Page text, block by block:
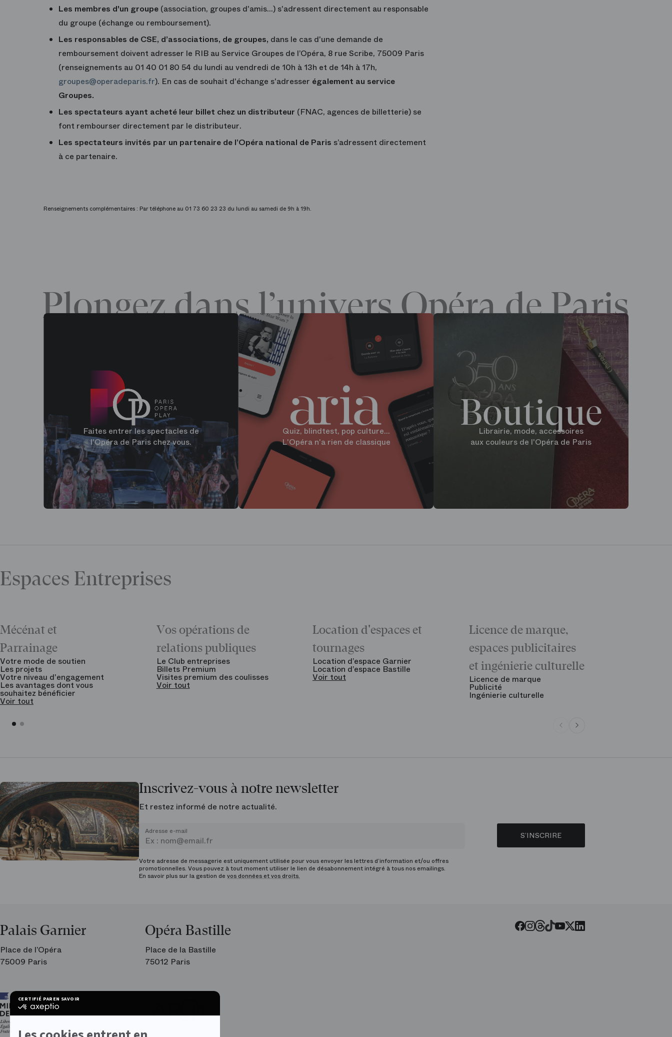
CERTIFIÉ PAR EN SAVOIR PLUS SUR
certifié
Les membres d'un groupe (association, groupes d'amis...) s'adressent directement au responsable
du groupe (échange ou remboursement).
Les responsables de CSE, d’associations, de groupes, dans le cas d'une demande de
remboursement doivent adresser le RIB au Service Groupes de l’Opéra, 8 rue Scribe, 75009 Paris
(renseignements au 01 40 01 80 54 du lundi au vendredi de 10h à 13h et de 14h à 17h,
groupes@operadeparis.fr). En cas de souhait d'échange s'adresser également au service
Groupes.
Les spectateurs ayant acheté leur billet chez un distributeur (FNAC, agences de billetterie) se
font rembourser directement par le distributeur.
Les spectateurs invités par un partenaire de l’Opéra national de Paris s’adressent directement
à ce partenaire.
Renseignements complémentaires : Par téléphone au 01 73 60 23 23 du lundi au samedi de 9h à 19h.
Plongez dans l’univers Opéra de Paris
Faites entrer les spectacles de
l'Opéra de Paris chez vous.
Quiz, blindtest, pop culture...
L'Opéra n'a rien de classique
Boutique
Librairie, mode, accessoires
aux couleurs de l'Opéra de Paris
Espaces Entreprises
Mécénat et
Parrainage
Votre mode de soutien
Les projets
Votre niveau d'engagement
Les avantages dont vous
souhaitez bénéficier
Voir tout
Vos opérations de
relations publiques
Le Club entreprises
Billets Premium
Visites premium des coulisses
Voir tout
Location d'espaces et
tournages
Location d’espace Garnier
Location d’espace Bastille
Voir tout
Licence de marque,
espaces publicitaires
et ingénierie culturelle
Licence de marque
Publicité
Ingénierie culturelle
Inscrivez-vous à notre newsletter
Et restez informé de notre actualité.
Adresse e-mail
Votre adresse de messagerie est uniquement utilisée pour vous envoyer les lettres d’information et/ou offres
promotionnelles. Vous pouvez à tout moment utiliser le lien de désabonnement intégré à tous nos emailings.
En savoir plus sur la gestion de vos données et vos droits.
S’INSCRIRE
Palais Garnier
Place de l’Opéra
75009 Paris
Opéra Bastille
Place de la Bastille
75012 Paris
Arop
de
Facebook
Instagram
Threads
Tiktok
Youtube
Twitter
LinkedIn